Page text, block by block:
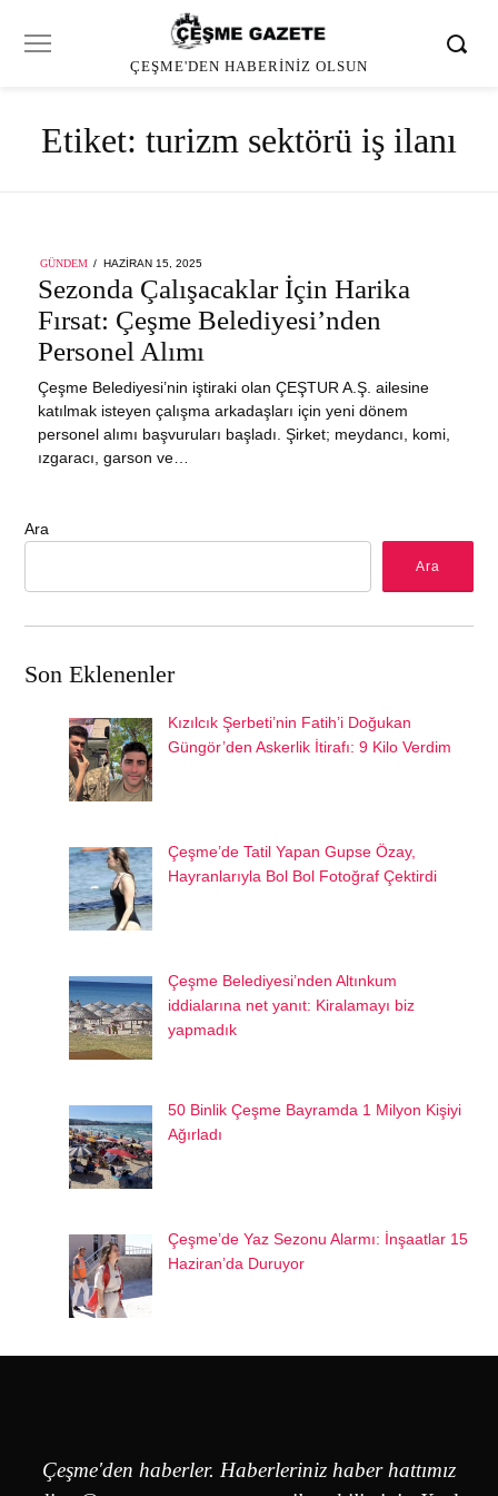
ÇEŞME'DEN HABERINIZ OLSUN
Etiket: turizm sektörü iş ilanı
GÜNDEM
POSTED
ON
HAZIRAN 15, 2025
2025
Sezonda Çalışacaklar İçin Harika
Fırsat: Çeşme Belediyesi’nden
Personel Alımı
Çeşme Belediyesi’nin iştiraki olan ÇEŞTUR A.Ş. ailesine
katılmak isteyen çalışma arkadaşları için yeni dönem
personel alımı başvuruları başladı. Şirket; meydancı, komi,
ızgaracı, garson ve…
Ara
Ara
Son Eklenenler
Kızılcık Şerbeti’nin Fatih’i Doğukan
Güngör’den Askerlik İtirafı: 9 Kilo Verdim
Çeşme’de Tatil Yapan Gupse Özay,
Hayranlarıyla Bol Bol Fotoğraf Çektirdi
Çeşme Belediyesi’nden Altınkum
iddialarına net yanıt: Kiralamayı biz
yapmadık
50 Binlik Çeşme Bayramda 1 Milyon Kişiyi
Ağırladı
Çeşme’de Yaz Sezonu Alarmı: İnşaatlar 15
Haziran’da Duruyor
Çeşme'den haberler. Haberleriniz haber hattımız